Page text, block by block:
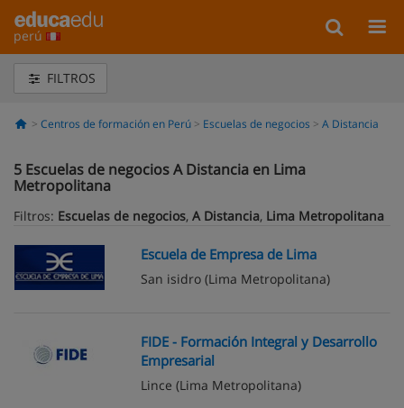
perú
FILTROS
Centros de formación en Perú Escuelas de negocios A Distancia
5 Escuelas de negocios A Distancia en Lima
Metropolitana
Filtros: Escuelas de negocios, A Distancia, Lima Metropolitana
Escuela de Empresa de Lima
San isidro (Lima Metropolitana)
FIDE - Formación Integral y Desarrollo
Empresarial
Lince (Lima Metropolitana)